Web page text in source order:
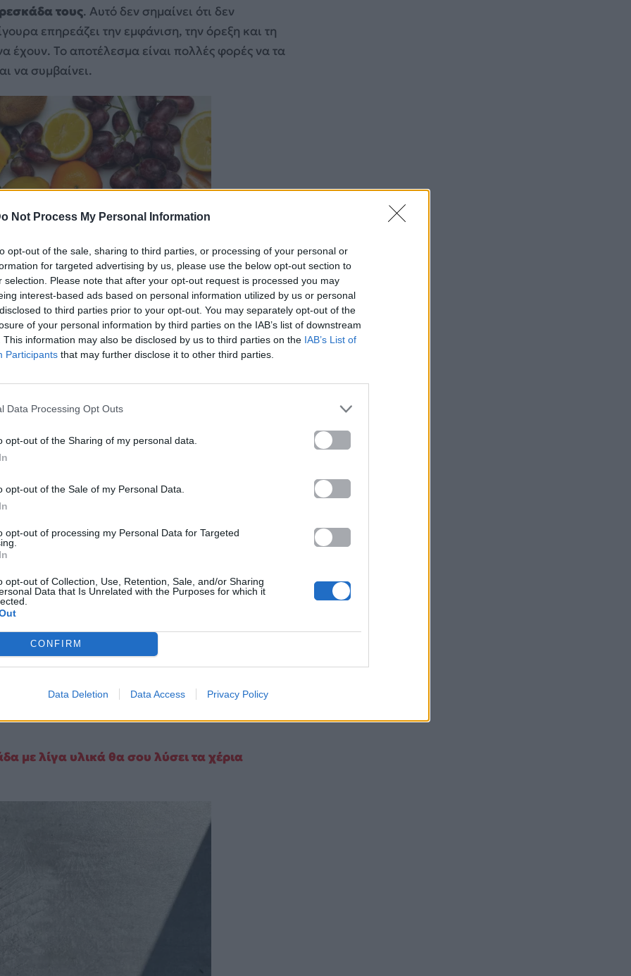
Not Process My Personal Information
opt-out of the sale, sharing to third parties, or processing of your personal or
for targeted advertising by us, please use the below opt-out section to
selection. Please note that after your opt-out request is processed you may
interest-based ads based on personal information utilized by us or personal
to third parties prior to your opt-out. You may separately opt-out of the
of your personal information by third parties on the IAB’s list of downstream
This information may also be disclosed by us to third parties on the IAB’s List of
Participants that may further disclose it to other third parties.
Data Processing Opt Outs
opt-out of the Sharing of my personal data.
opt-out of the Sale of my Personal Data.
opt-out of processing my Personal Data for Targeted
opt-out of Collection, Use, Retention, Sale, and/or Sharing
Data that Is Unrelated with the Purposes for which it
CONFIRM
Data Deletion Data Access Privacy Policy
τους. Αυτό δεν σημαίνει ότι δεν
επηρεάζει την εμφάνιση, την όρεξη και τη
Το αποτέλεσμα είναι πολλές φορές να τα
να συμβαίνει.
η σάρκα του φρούτου έρχεται σε επαφή με
τα φρούτα σου
να κρατήσεις τα φρούτα σου φρέσκα και
με λίγα υλικά θα σου λύσει τα χέρια